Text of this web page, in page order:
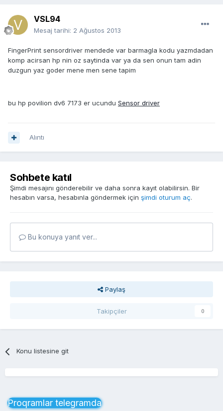
VSL94
Mesaj tarihi: 2 Ağustos 2013
FingerPrint sensordriver mendede var barmagla kodu yazmdadan
komp acirsan hp nin oz saytinda var ya da sen onun tam adin
duzgun yaz goder mene men sene tapim
bu hp povilion dv6 7173 er ucundu Sensor driver
Alıntı
Sohbete katıl
Şimdi mesajını gönderebilir ve daha sonra kayıt olabilirsin. Bir
hesabın varsa, hesabınla göndermek için şimdi oturum aç.
Bu konuya yanıt ver...
Paylaş
Takipçiler 0
Konu listesine git
Proqramlar telegramda